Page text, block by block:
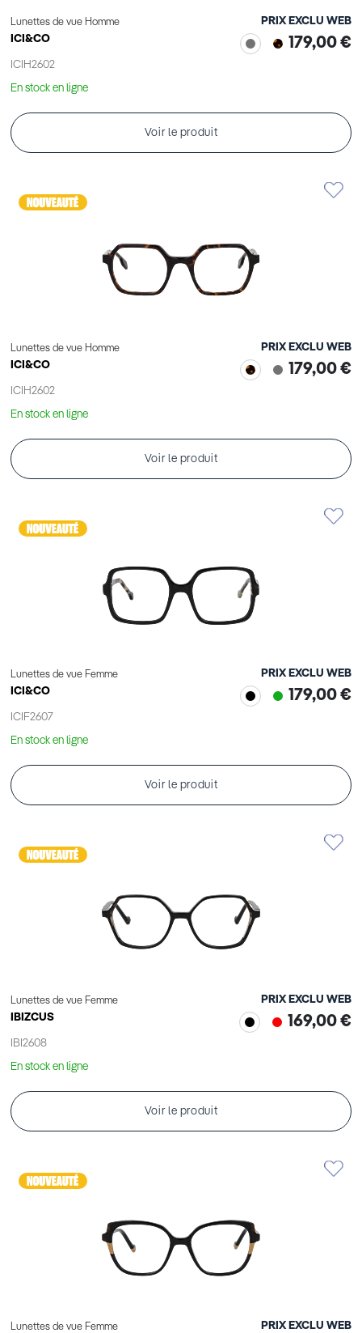
Lunettes de vue Homme
ICI&CO
ICIH2602
PRIX EXCLU WEB
179,00 €
En stock en ligne
Voir le produit
Lunettes de vue Homme
ICI&CO
ICIH2602
PRIX EXCLU WEB
179,00 €
En stock en ligne
Voir le produit
Lunettes de vue Femme
ICI&CO
ICIF2607
PRIX EXCLU WEB
179,00 €
En stock en ligne
Voir le produit
Lunettes de vue Femme
IBIZCUS
IBI2608
PRIX EXCLU WEB
169,00 €
En stock en ligne
Voir le produit
Lunettes de vue Femme PRIX EXCLU WEB